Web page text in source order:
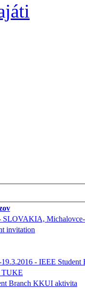
SLOVAKIA,
invitation
- IEEE Student
TUKE
Branch KKUI aktivita